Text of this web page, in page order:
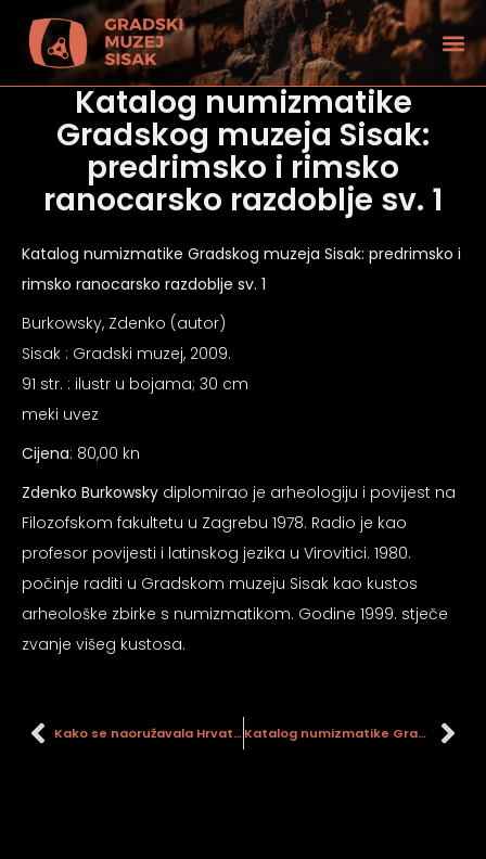
Katalog numizmatike
Gradskog muzeja Sisak:
predrimsko i rimsko
ranocarsko razdoblje sv. 1
Katalog numizmatike Gradskog muzeja Sisak: predrimsko i
rimsko ranocarsko razdoblje sv. 1
Burkowsky, Zdenko (autor)
Sisak : Gradski muzej, 2009.
91 str. : ilustr u bojama; 30 cm
meki uvez
Cijena: 80,00 kn
Zdenko Burkowsky diplomirao je arheologiju i povijest na
Filozofskom fakultetu u Zagrebu 1978. Radio je kao
profesor povijesti i latinskog jezika u Virovitici. 1980.
počinje raditi u Gradskom muzeju Sisak kao kustos
arheološke zbirke s numizmatikom. Godine 1999. stječe
zvanje višeg kustosa.
Kako se naoružavala Hrvatska vojska : sisačka bojišnica Katalog numizmatike Gradskog muzeja Sisak: razdoblje carske kovnice novca u Sisciji sv. 2
vida